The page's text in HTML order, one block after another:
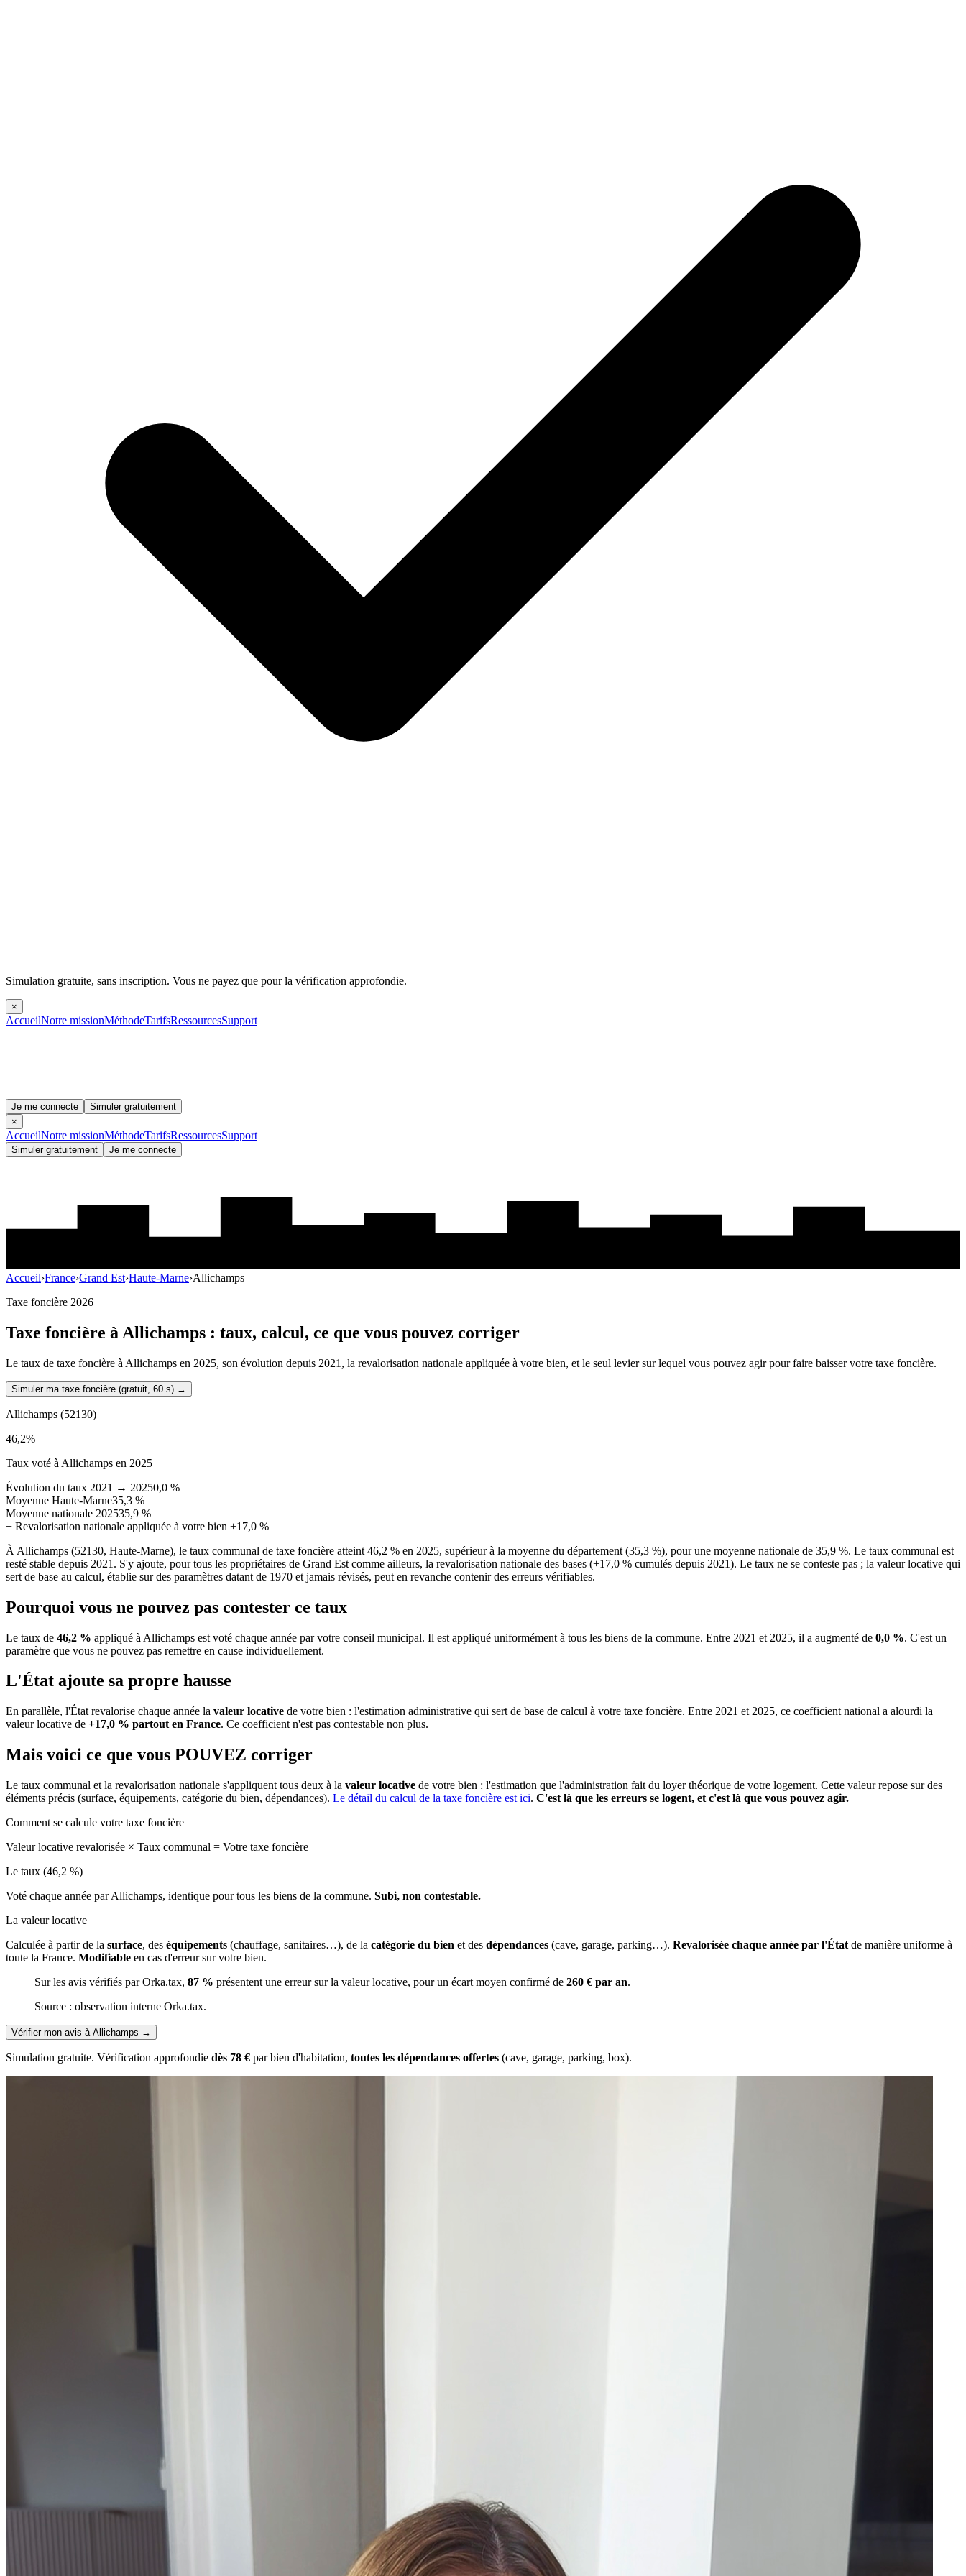
Simulation gratuite, sans inscription. Vous ne payez que pour la vérification approfondie.
×
AccueilNotre missionMéthodeTarifsRessourcesSupport
Je me connecte
Simuler gratuitement
×
AccueilNotre missionMéthodeTarifsRessourcesSupport
Simuler gratuitement Je me connecte
Accueil›France›Grand Est›Haute-Marne›Allichamps
Taxe foncière 2026
Taxe foncière à Allichamps : taux, calcul, ce que vous pouvez corriger
Le taux de taxe foncière à Allichamps en 2025, son évolution depuis 2021, la revalorisation nationale appliquée à votre bien, et le seul levier sur lequel vous pouvez agir pour faire baisser votre taxe foncière.
Simuler ma taxe foncière (gratuit, 60 s) →
Allichamps (52130)
46,2%
Taux voté à Allichamps en 2025
Évolution du taux 2021 → 20250,0 %
Moyenne Haute-Marne35,3 %
Moyenne nationale 202535,9 %
+ Revalorisation nationale appliquée à votre bien +17,0 %
À Allichamps (52130, Haute-Marne), le taux communal de taxe foncière atteint 46,2 % en 2025, supérieur à la moyenne du département (35,3 %), pour une moyenne nationale de 35,9 %. Le taux communal est
resté stable depuis 2021. S'y ajoute, pour tous les propriétaires de Grand Est comme ailleurs, la revalorisation nationale des bases (+17,0 % cumulés depuis 2021). Le taux ne se conteste pas ; la valeur locative qui
sert de base au calcul, établie sur des paramètres datant de 1970 et jamais révisés, peut en revanche contenir des erreurs vérifiables.
Pourquoi vous ne pouvez pas contester ce taux
Le taux de 46,2 % appliqué à Allichamps est voté chaque année par votre conseil municipal. Il est appliqué uniformément à tous les biens de la commune. Entre 2021 et 2025, il a augmenté de 0,0 %. C'est un
paramètre que vous ne pouvez pas remettre en cause individuellement.
L'État ajoute sa propre hausse
En parallèle, l'État revalorise chaque année la valeur locative de votre bien : l'estimation administrative qui sert de base de calcul à votre taxe foncière. Entre 2021 et 2025, ce coefficient national a alourdi la
valeur locative de +17,0 % partout en France. Ce coefficient n'est pas contestable non plus.
Mais voici ce que vous POUVEZ corriger
Le taux communal et la revalorisation nationale s'appliquent tous deux à la valeur locative de votre bien : l'estimation que l'administration fait du loyer théorique de votre logement. Cette valeur repose sur des
éléments précis (surface, équipements, catégorie du bien, dépendances). Le détail du calcul de la taxe foncière est ici. C'est là que les erreurs se logent, et c'est là que vous pouvez agir.
Comment se calcule votre taxe foncière
Valeur locative revalorisée × Taux communal = Votre taxe foncière
Le taux (46,2 %)
Voté chaque année par Allichamps, identique pour tous les biens de la commune. Subi, non contestable.
La valeur locative
Calculée à partir de la surface, des équipements (chauffage, sanitaires…), de la catégorie du bien et des dépendances (cave, garage, parking…). Revalorisée chaque année par l'État de manière uniforme à
toute la France. Modifiable en cas d'erreur sur votre bien.
Sur les avis vérifiés par Orka.tax, 87 % présentent une erreur sur la valeur locative, pour un écart moyen confirmé de 260 € par an.
Source : observation interne Orka.tax.
Vérifier mon avis à Allichamps →
Simulation gratuite. Vérification approfondie dès 78 € par bien d'habitation, toutes les dépendances offertes (cave, garage, parking, box).